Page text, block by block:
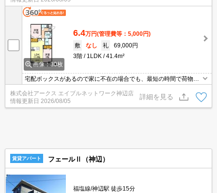
す。
画像：30枚
6.4万円(管理費等：5,000円)
敷
なし 礼
69,000円
3階
1LDK 41.4m²
宅配ボックスがあるので家に不在の場合でも、最短の時間で荷物を
受け取ることができます。収納はクロゼット・玄関収納など豊富な
ので、広々と空間を利用することも可能です。インターホン越しに
来訪者を確認できるので、トラブルを事前に回避しやすくなりま
す。室内設備は洗面所独立・浴室乾燥機など大変充実しておりま
株式会社アークス エイブルネットワーク神辺店
情報更新日 2026/08/05
詳細を見る
賃貸アパート フェールⅡ（神辺）
福塩線/神辺駅 徒歩15分